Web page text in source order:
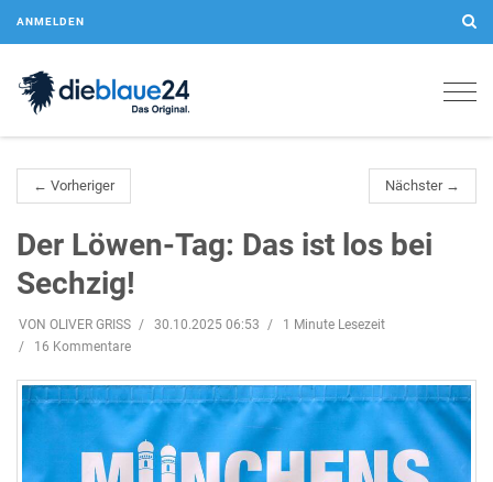
ANMELDEN
← Vorheriger Nächster →
Der Löwen-Tag: Das ist los bei
Sechzig!
VON OLIVER GRISS 30.10.2025 06:53
1 Minute Lesezeit
16 Kommentare